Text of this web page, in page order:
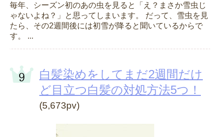
毎年、シーズン初のあの虫を見ると「え？まさか雪虫じ
ゃないよね？」と思ってしまいます。 だって、雪虫を見
たら、その2週間後には初雪が降ると聞いているからで
す。 ...
白髪染めをしてまだ2週間だけ
ど目立つ白髪の対処方法5つ！
(5,673pv)